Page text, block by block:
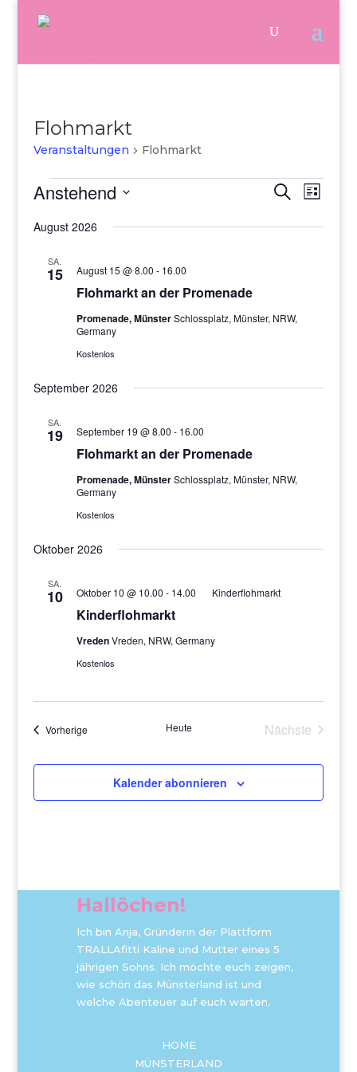
Flohmarkt
Veranstaltungen Flohmarkt
Veranstaltungen
Suche
Ansichten,
Suche
Liste
Anstehend
wählen.
August 2026
SA.
15
Flohmarkt an der Promenade
August 15 @ 8.00 - 16.00
Promenade, MünsterSchlossplatz, Münster, NRW,
Germany
Kostenlos
September 2026
SA.
19
Flohmarkt an der Promenade
September 19 @ 8.00 - 16.00
Promenade, MünsterSchlossplatz, Münster, NRW,
Germany
Kostenlos
Oktober 2026
SA.
10
Kinderflohmarkt
Oktober 10 @ 10.00 - 14.00 Kinderflohmarkt
VredenVreden, NRW, Germany
Kostenlos
VorherigeVeranstaltungen Heute
Nächste
Kalender abonnieren
Hallöchen!
Ich bin Anja, Gründerin der Plattform
TRALLAfitti Kaline und Mutter eines 5
jährigen Sohns. Ich möchte euch zeigen,
wie schön das Münsterland ist und
welche Abenteuer auf euch warten.
HOME
MÜNSTERLAND